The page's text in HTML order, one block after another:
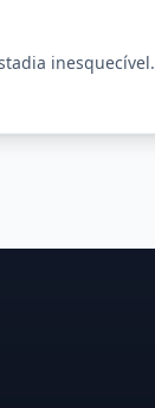
inesquecível.